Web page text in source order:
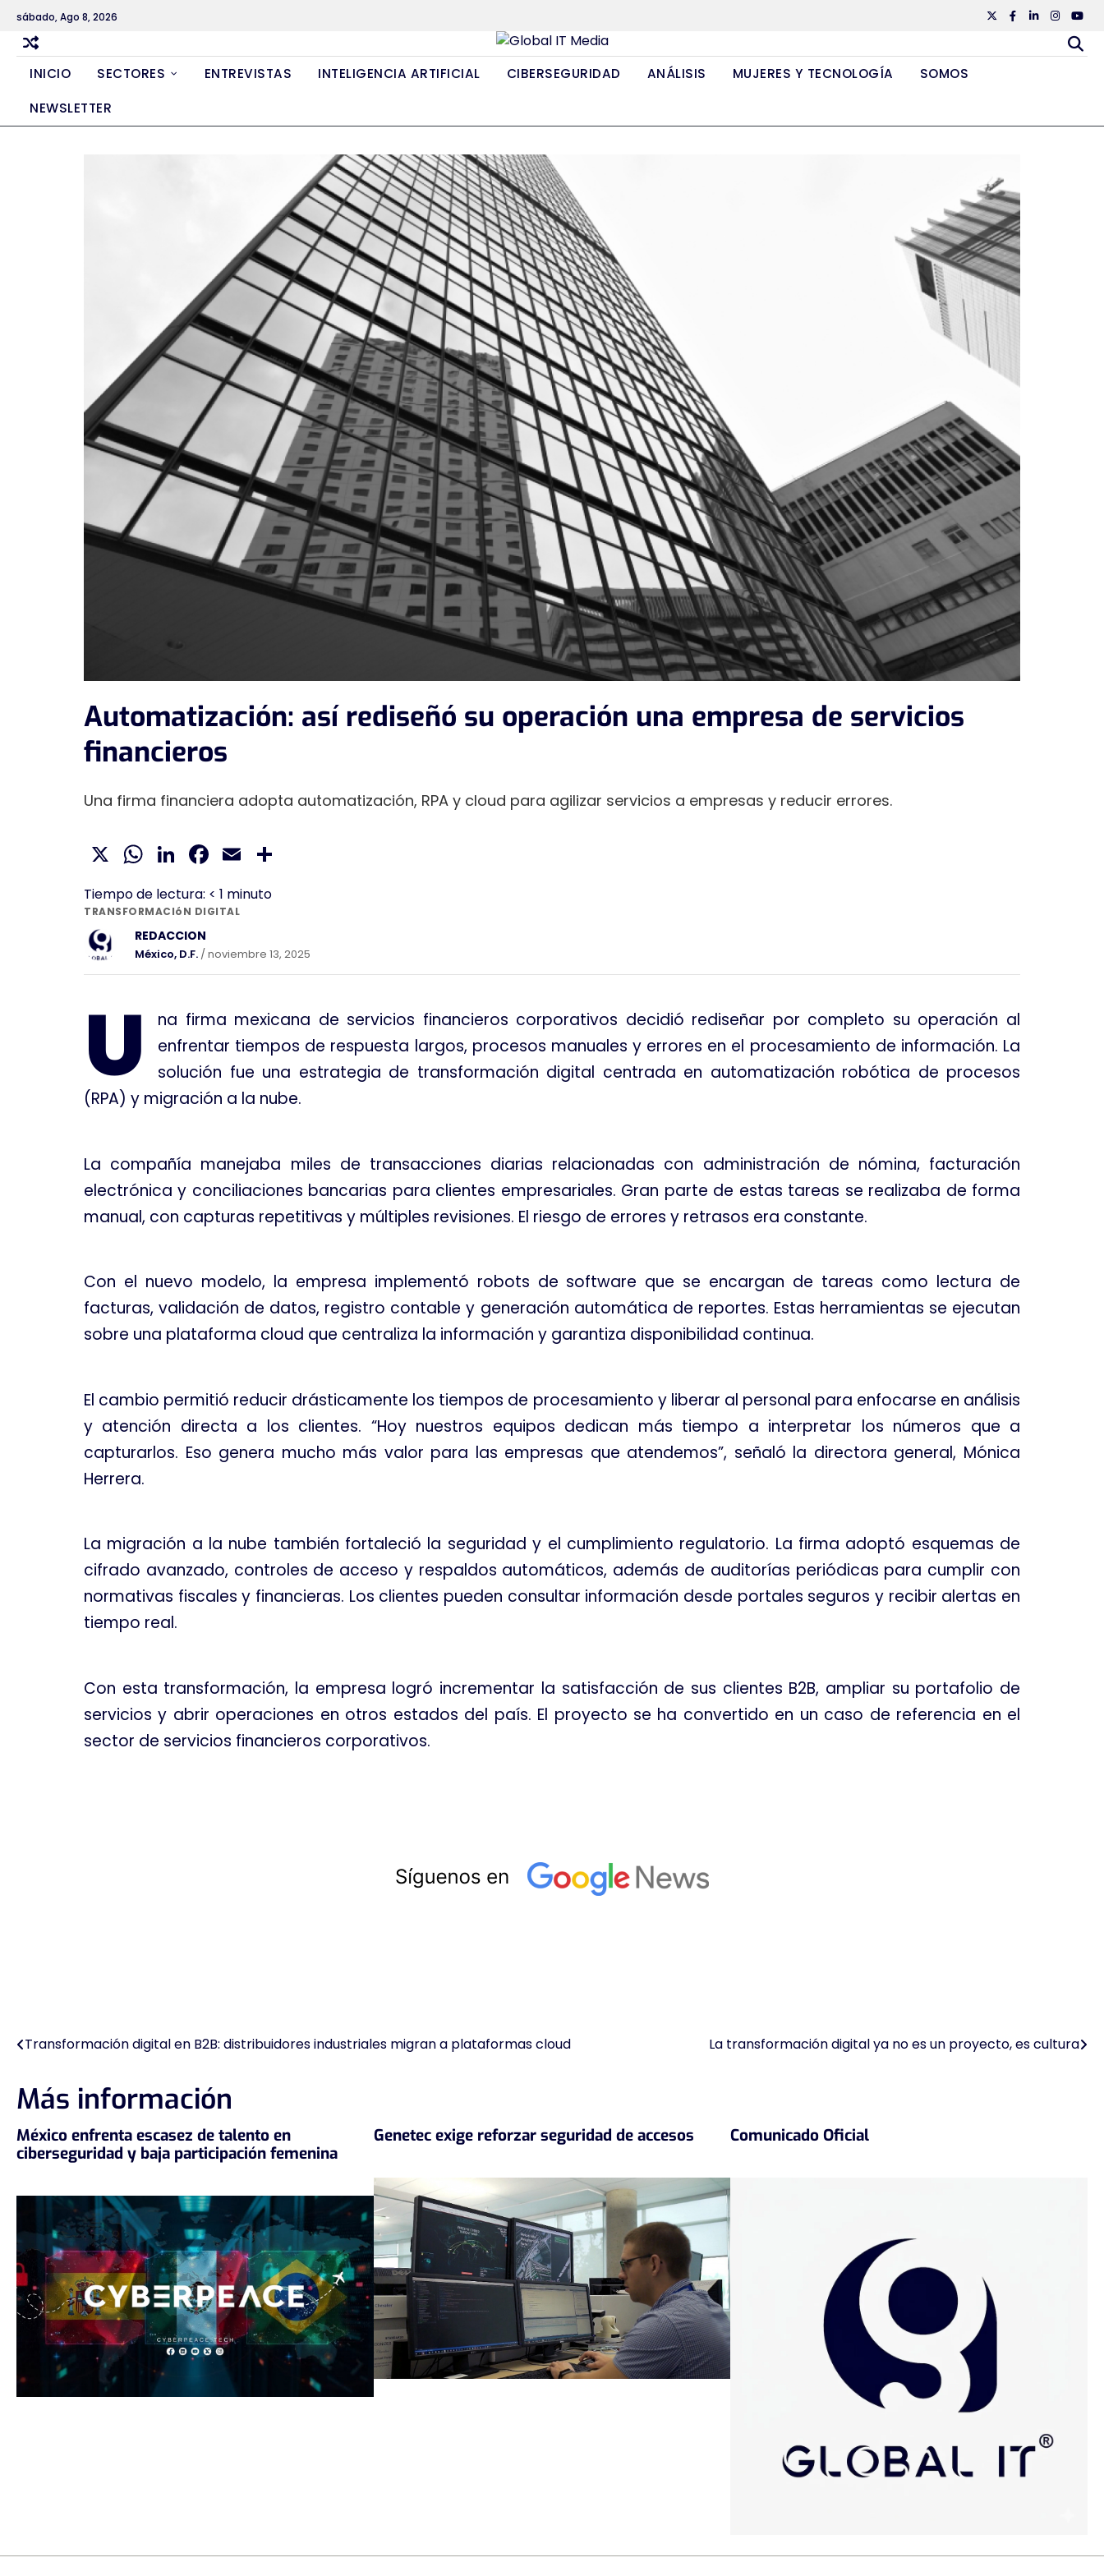
Skip
content
sábado, Ago 8, 2026 TwiiterFacebook
Linkedin
INICIO SECTORES ENTREVISTAS INTELIGENCIA ARTIFICIAL CIBERSEGURIDAD ANÁLISIS MUJERES Y TECNOLOGÍA
SOMOS
NEWSLETTER
Automatización: así rediseñó su operación una empresa de servicios
financieros
X WhatsApp
LinkedIn
Facebook
Email
Tiempo de lectura: < 1 minuto
TRANSFORMACIóN DIGITAL
Una firma financiera adopta automatización, RPA y cloud para agilizar servicios a empresas y reducir errores.
REDACCION
México, D.F. / noviembre 13, 2025
U
na firma mexicana de servicios financieros corporativos decidió rediseñar por completo su operación al
enfrentar tiempos de respuesta largos, procesos manuales y errores en el procesamiento de información. La
solución fue una estrategia de transformación digital centrada en automatización robótica de procesos
(RPA) y migración a la nube.
La compañía manejaba miles de transacciones diarias relacionadas con administración de nómina, facturación
electrónica y conciliaciones bancarias para clientes empresariales. Gran parte de estas tareas se realizaba de forma
manual, con capturas repetitivas y múltiples revisiones. El riesgo de errores y retrasos era constante.
Con el nuevo modelo, la empresa implementó robots de software que se encargan de tareas como lectura de
facturas, validación de datos, registro contable y generación automática de reportes. Estas herramientas se ejecutan
sobre una plataforma cloud que centraliza la información y garantiza disponibilidad continua.
El cambio permitió reducir drásticamente los tiempos de procesamiento y liberar al personal para enfocarse en análisis
y atención directa a los clientes. “Hoy nuestros equipos dedican más tiempo a interpretar los números que a
capturarlos. Eso genera mucho más valor para las empresas que atendemos”, señaló la directora general, Mónica
Herrera.
La migración a la nube también fortaleció la seguridad y el cumplimiento regulatorio. La firma adoptó esquemas de
cifrado avanzado, controles de acceso y respaldos automáticos, además de auditorías periódicas para cumplir con
normativas fiscales y financieras. Los clientes pueden consultar información desde portales seguros y recibir alertas en
tiempo real.
Con esta transformación, la empresa logró incrementar la satisfacción de sus clientes B2B, ampliar su portafolio de
servicios y abrir operaciones en otros estados del país. El proyecto se ha convertido en un caso de referencia en el
sector de servicios financieros corporativos.
Navegación
entradas
Transformación digital en B2B: distribuidores industriales migran a plataformas cloud La transformación digital ya no es un proyecto, es cultura
Más información
México enfrenta escasez de talento en
ciberseguridad y baja participación femenina
Genetec exige reforzar seguridad de accesos Comunicado Oficial